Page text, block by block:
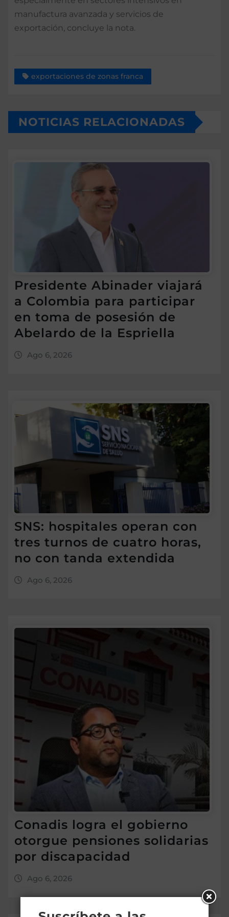
manufactura avanzada y servicios de
exportación, concluye la nota.
exportaciones de zonas franca
NOTICIAS RELACIONADAS
Presidente Abinader viajará
a Colombia para participar
en toma de posesión de
Abelardo de la Espriella
Ago 6, 2026
SNS: hospitales operan con
tres turnos de cuatro horas,
no con tanda extendida
Ago 6, 2026
Conadis logra el gobierno
otorgue pensiones solidarias
por discapacidad
Ago 6, 2026